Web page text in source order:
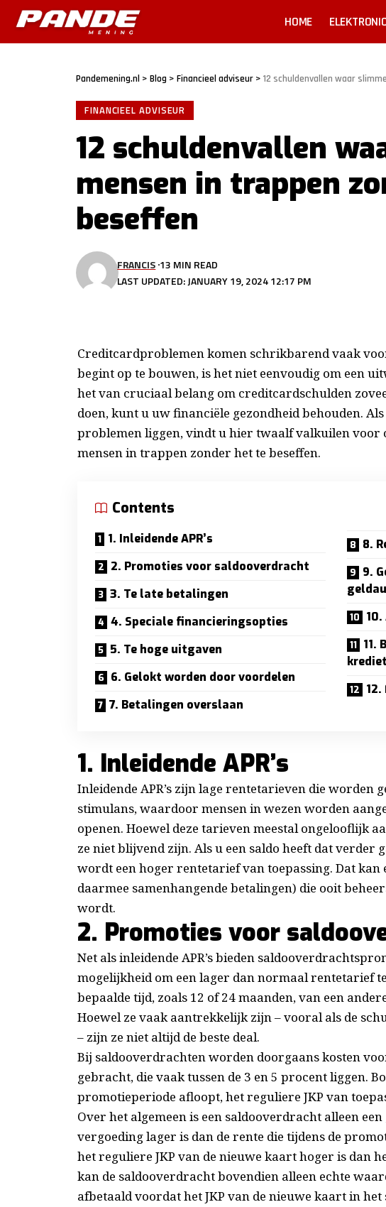
HOME
Pandemening.nl > Blog > Financieel adviseur > 12 schuldenvallen waar
FINANCIEEL ADVISEUR
12 schuldenvallen
mensen in trappen
beseffen
LAST UPDATED: JANUARY 19, 2024 12:17 PM
FRANCIS 13 MIN READ
Creditcardproblemen komen schrikbarend vaak
begint op te bouwen, is het niet eenvoudig om een
het van cruciaal belang om creditcardschulden
doen, kunt u uw financiële gezondheid behouden.
problemen liggen, vindt u hier twaalf valkuilen
mensen in trappen zonder het te beseffen.
Contents
1. Inleidende APR’s
2. Promoties voor saldooverdracht
3. Te late betalingen
4. Speciale financieringsopties
5. Te hoge uitgaven
6. Gelokt worden door voordelen
7. Betalingen overslaan
8.
9.
11.
krediet
1. Inleidende APR’s
Inleidende APR’s zijn lage rentetarieven die worden
stimulans, waardoor mensen in wezen worden
openen. Hoewel deze tarieven meestal ongelooflijk
ze niet blijvend zijn. Als u een saldo heeft dat verder
wordt een hoger rentetarief van toepassing. Dat kan
daarmee samenhangende betalingen) die ooit
wordt.
2. Promoties voor
Net als inleidende APR’s bieden
mogelijkheid om een ​​lager dan normaal rentetarief
bepaalde tijd, zoals 12 of 24 maanden, van een
Hoewel ze vaak aantrekkelijk zijn – vooral als de
– zijn ze niet altijd de beste deal.
Bij saldooverdrachten worden doorgaans kosten
gebracht, die vaak tussen de 3 en 5 procent liggen.
promotieperiode afloopt, het reguliere JKP van
Over het algemeen is een saldooverdracht alleen
vergoeding lager is dan de rente die tijdens de
het reguliere JKP van de nieuwe kaart hoger is dan
kan de saldooverdracht bovendien alleen echte
afbetaald voordat het JKP van de nieuwe kaart in